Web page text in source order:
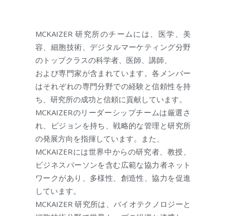
MCKAIZER 研究所のチームには、医学、美
容、細胞技術、デジタルマーケティング分野
のトップクラスの科学者、医師、講師、
および専門家が含まれています。各メンバー
はそれぞれの専門分野での経験と信頼性を持
ち、研究所の成功と信頼に貢献しています。
MCKAIZERのリーダーシップチームは厳選さ
れ、ビジョンを持ち、戦略的な管理と研究所
の発展方向を指揮しています。また、
MCKAIZERには世界中からの研究者、教授、
ビジネスパーソンを含む広範な協力者ネット
ワークがあり、多様性、創造性、協力を促進
しています。
MCKAIZER 研究所は、バイオテクノロジーと